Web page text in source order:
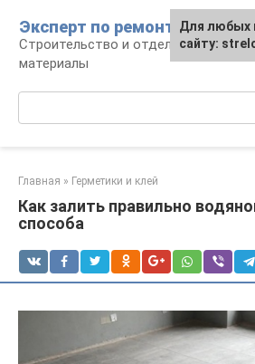
контенту
Эксперт по ремонту
Строительство и отделка: работы и
материалы
Главная » Герметики и клей
Как залить правильно
способа
Для любых
сайту:
Для любых
сайту: